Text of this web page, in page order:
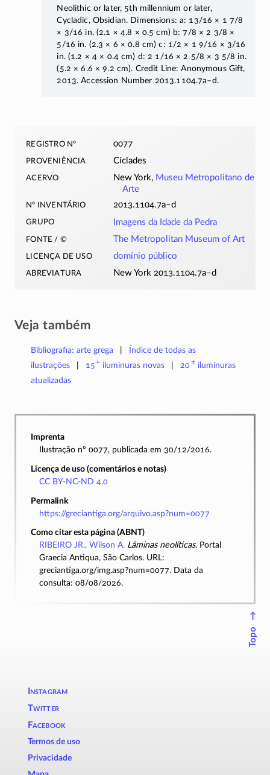
Neolithic or later, 5th millennium or later,
Cycladic, Obsidian. Dimensions: a: 13/16 × 1 7/8
× 3/16 in. (2.1 × 4.8 × 0.5 cm) b: 7/8 × 2 3/8 ×
5/16 in. (2.3 × 6 × 0.8 cm) c: 1/2 × 1 9/16 × 3/16
in. (1.2 × 4 × 0.4 cm) d: 2 1/16 × 2 5/8 × 3 5/8 in.
(5.2 × 6.6 × 9.2 cm). Credit Line: Anonymous Gift,
2013. Accession Number 2013.1104.7a–d.
registro nº 0077
proveniência Cíclades
acervo New York, Museu Metropolitano de
Arte
nº inventário 2013.1104.7a–d
grupo Imagens da Idade da Pedra
fonte / © The Metropolitan Museum of Art
licença de uso domínio público
abreviatura New York 2013.1104.7a–d
Veja também
Bibliografia: arte grega
Índice de todas as
ilustrações
15+ iluminuras novas 20±iluminuras
atualizadas
Imprenta
Ilustração nº 0077, publicada em 30/12/2016.
Licença de uso (comentários e notas)
CC BY-NC-ND 4.0
Permalink
https://greciantiga.org/arquivo.asp?num=0077
Como citar esta página (ABNT)
RIBEIRO JR., Wilson A. Lâminas neolíticas. Portal
Graecia Antiqua, São Carlos. URL:
greciantiga.org/img.asp?num=0077. Data da
consulta: 08/08/2026.
↑
Topo
Instagram
Twitter
Facebook
Termos de uso
Privacidade